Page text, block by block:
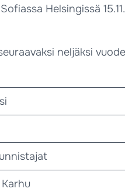
Helsingissä
neljäksi